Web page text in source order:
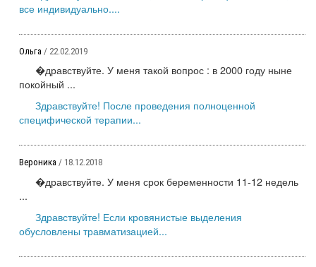
все индивидуально....
Ольга / 22.02.2019
�дравствуйте. У меня такой вопрос : в 2000 году ныне
покойный ...
Здравствуйте! После проведения полноценной
специфической терапии...
Вероника / 18.12.2018
�дравствуйте. У меня срок беременности 11-12 недель
...
Здравствуйте! Если кровянистые выделения
обусловлены травматизацией...